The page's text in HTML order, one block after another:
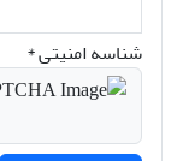
شناسه امنیتی *